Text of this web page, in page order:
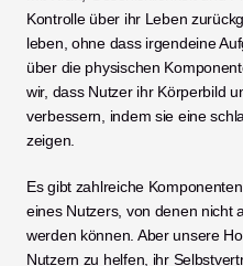
Kontrolle über ihr Leben
leben, ohne dass irgendeine
über die physischen
wir, dass Nutzer ihr Körperbild
verbessern, indem sie eine
zeigen.
Es gibt zahlreiche
eines Nutzers, von denen nicht
werden können. Aber unsere
Nutzern zu helfen, ihr